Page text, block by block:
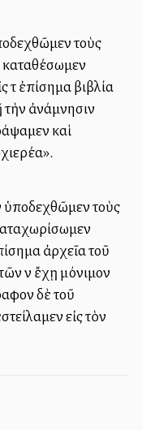
τοὺς
καταθέσωμεν
ἐπίσημα βιβλία
τὴν ἀνάμνησιν
καὶ
ὑποδεχθῶμεν τοὺς
ἀρχεῖα τοῦ
νὰ ἔχῃ μόνιμον
δὲ τοῦ
εἰς τὸν